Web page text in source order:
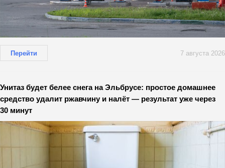
Перейти 7 августа 2026
Унитаз будет белее снега на Эльбрусе: простое домашнее
средство удалит ржавчину и налёт — результат уже через
30 минут